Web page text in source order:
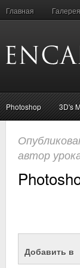
Главная Галерея
Photoshop 3D's
автор
Добавить в